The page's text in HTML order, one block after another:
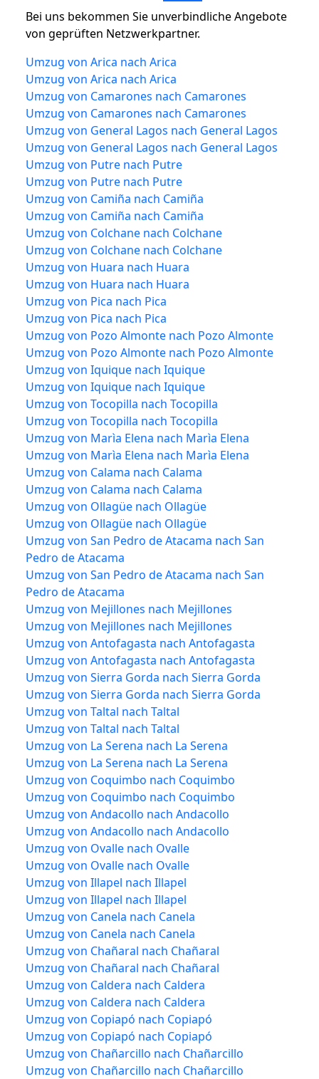
Bei uns bekommen Sie unverbindliche Angebote
von geprüften Netzwerkpartner.
Umzug von Arica nach Arica
Umzug von Arica nach Arica
Umzug von Camarones nach Camarones
Umzug von Camarones nach Camarones
Umzug von General Lagos nach General Lagos
Umzug von General Lagos nach General Lagos
Umzug von Putre nach Putre
Umzug von Putre nach Putre
Umzug von Camiña nach Camiña
Umzug von Camiña nach Camiña
Umzug von Colchane nach Colchane
Umzug von Colchane nach Colchane
Umzug von Huara nach Huara
Umzug von Huara nach Huara
Umzug von Pica nach Pica
Umzug von Pica nach Pica
Umzug von Pozo Almonte nach Pozo Almonte
Umzug von Pozo Almonte nach Pozo Almonte
Umzug von Iquique nach Iquique
Umzug von Iquique nach Iquique
Umzug von Tocopilla nach Tocopilla
Umzug von Tocopilla nach Tocopilla
Umzug von Marìa Elena nach Marìa Elena
Umzug von Marìa Elena nach Marìa Elena
Umzug von Calama nach Calama
Umzug von Calama nach Calama
Umzug von Ollagüe nach Ollagüe
Umzug von Ollagüe nach Ollagüe
Umzug von San Pedro de Atacama nach San
Pedro de Atacama
Umzug von San Pedro de Atacama nach San
Pedro de Atacama
Umzug von Mejillones nach Mejillones
Umzug von Mejillones nach Mejillones
Umzug von Antofagasta nach Antofagasta
Umzug von Antofagasta nach Antofagasta
Umzug von Sierra Gorda nach Sierra Gorda
Umzug von Sierra Gorda nach Sierra Gorda
Umzug von Taltal nach Taltal
Umzug von Taltal nach Taltal
Umzug von La Serena nach La Serena
Umzug von La Serena nach La Serena
Umzug von Coquimbo nach Coquimbo
Umzug von Coquimbo nach Coquimbo
Umzug von Andacollo nach Andacollo
Umzug von Andacollo nach Andacollo
Umzug von Ovalle nach Ovalle
Umzug von Ovalle nach Ovalle
Umzug von Illapel nach Illapel
Umzug von Illapel nach Illapel
Umzug von Canela nach Canela
Umzug von Canela nach Canela
Umzug von Chañaral nach Chañaral
Umzug von Chañaral nach Chañaral
Umzug von Caldera nach Caldera
Umzug von Caldera nach Caldera
Umzug von Copiapó nach Copiapó
Umzug von Copiapó nach Copiapó
Umzug von Chañarcillo nach Chañarcillo
Umzug von Chañarcillo nach Chañarcillo